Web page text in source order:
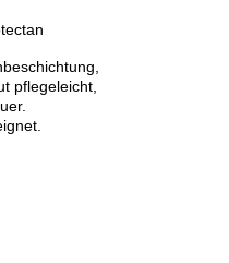
pflegeleicht,